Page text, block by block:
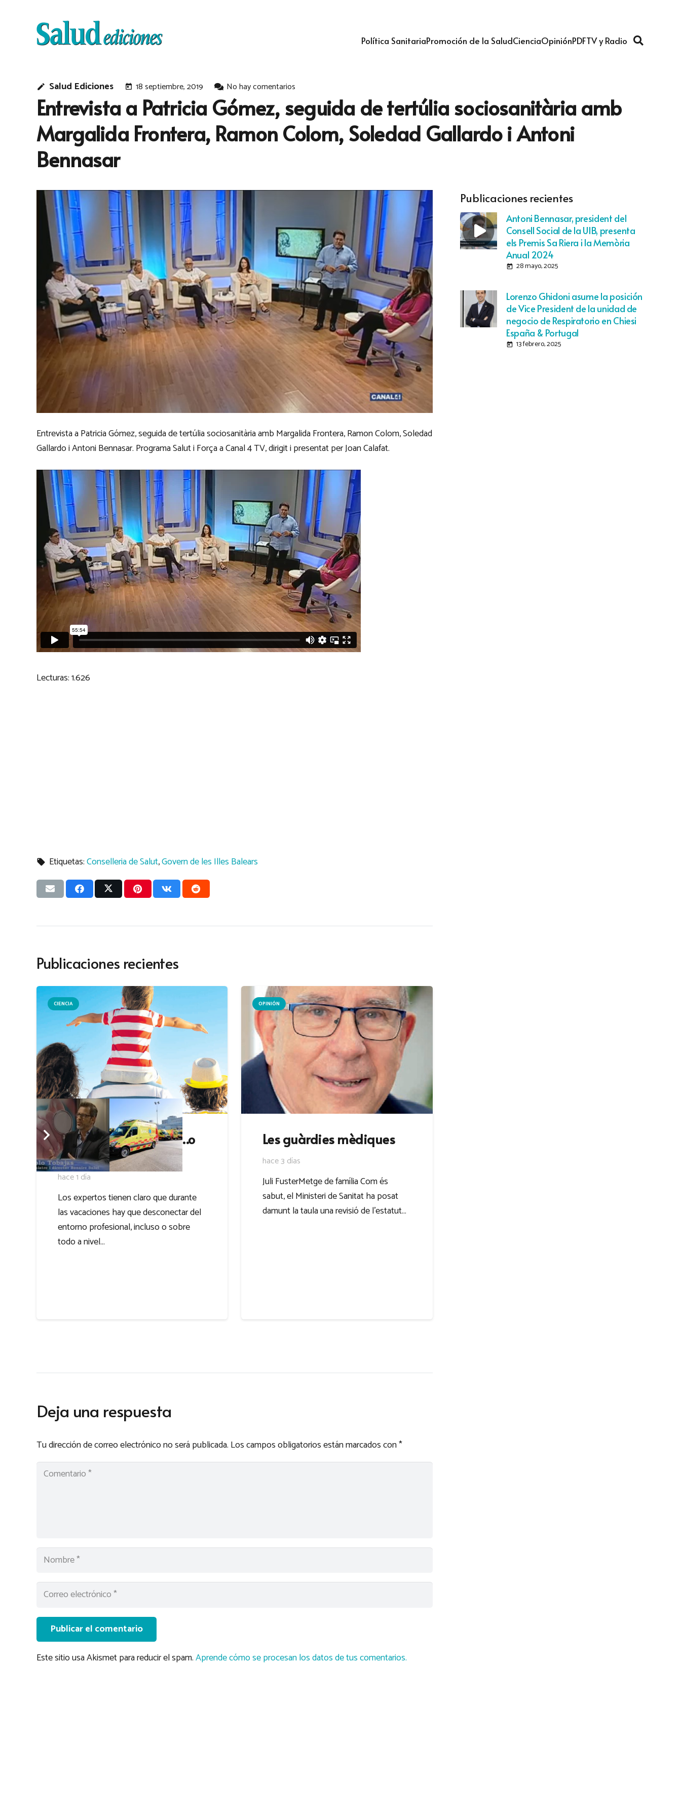
Política SanitariaPromoción de la SaludCienciaOpiniónPDFTV y Radio
edit Salud Ediciones today 18 septiembre, 2019 No hay comentarios
Entrevista a Patricia Gómez, seguida de tertúlia sociosanitària amb
Margalida Frontera, Ramon Colom, Soledad Gallardo i Antoni
Bennasar
Entrevista a Patricia Gómez, seguida de tertúlia sociosanitària amb Margalida Frontera, Ramon Colom, Soledad
Gallardo i Antoni Bennasar. Programa Salut i Força a Canal 4 TV, dirigit i presentat per Joan Calafat.
Lecturas:1.626
Publicaciones recientes
Antoni Bennasar, president del
Consell Social de la UIB, presenta
els Premis Sa Riera i la Memòria
Anual 2024
today 28 mayo, 2025
Lorenzo Ghidoni asume la posición
de Vice President de la unidad de
negocio de Respiratorio en Chiesi
España & Portugal
today 13 febrero, 2025
local_offer Etiquetas:Conselleria de Salut,Govern de les Illes Balears
Publicaciones recientes
CIENCIA
Desconectar o morir (…o
vivir mal)
hace 1 día
Los expertos tienen claro que durante
las vacaciones hay que desconectar del
entorno profesional, incluso o sobre
todo a nivel…
OPINIÓN
Les guàrdies mèdiques
hace 3 días
Juli FusterMetge de família Com és
sabut, el Ministeri de Sanitat ha posat
damunt la taula una revisió de l’estatut…
Deja una respuesta
Tu dirección de correo electrónico no será publicada. Los campos obligatorios están marcados con*
Publicar el comentario
Este sitio usa Akismet para reducir el spam.Aprende cómo se procesan los datos de tus comentarios.